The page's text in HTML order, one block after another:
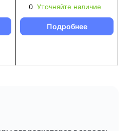
0 Уточняйте наличие
Подробнее